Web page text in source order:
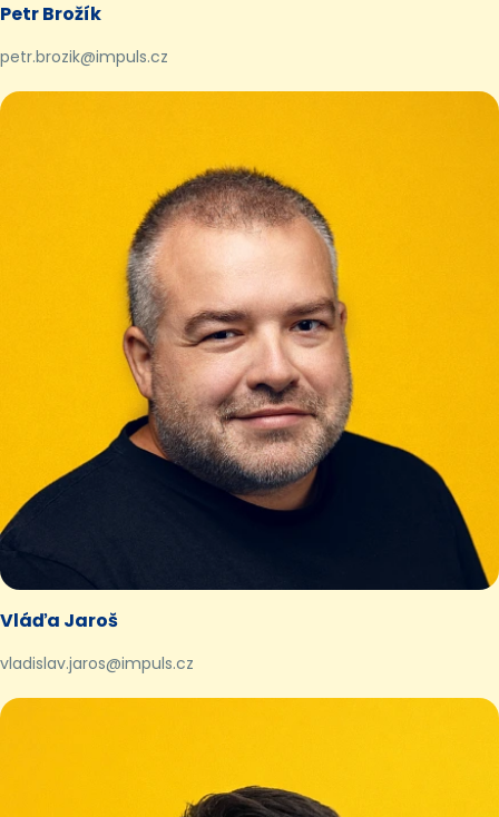
Petr Brožík
petr.brozik@impuls.cz
Vláďa Jaroš
vladislav.jaros@impuls.cz